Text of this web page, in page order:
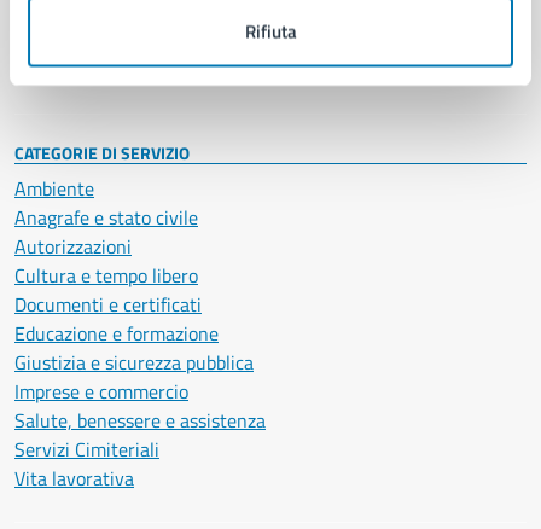
Rifiuta
Intranet, posta aziendale e protocollo
CATEGORIE DI SERVIZIO
Ambiente
Anagrafe e stato civile
Autorizzazioni
Cultura e tempo libero
Documenti e certificati
Educazione e formazione
Giustizia e sicurezza pubblica
Imprese e commercio
Salute, benessere e assistenza
Servizi Cimiteriali
Vita lavorativa